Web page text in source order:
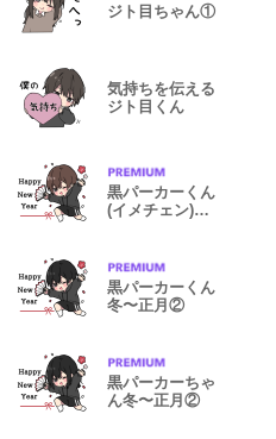
ジト目ちゃん①
気持ちを伝える
ジト目くん
黒パーカーくん
(イメチェン)
黒パーカーくん
冬〜正月②
黒パーカーちゃ
ん冬〜正月②